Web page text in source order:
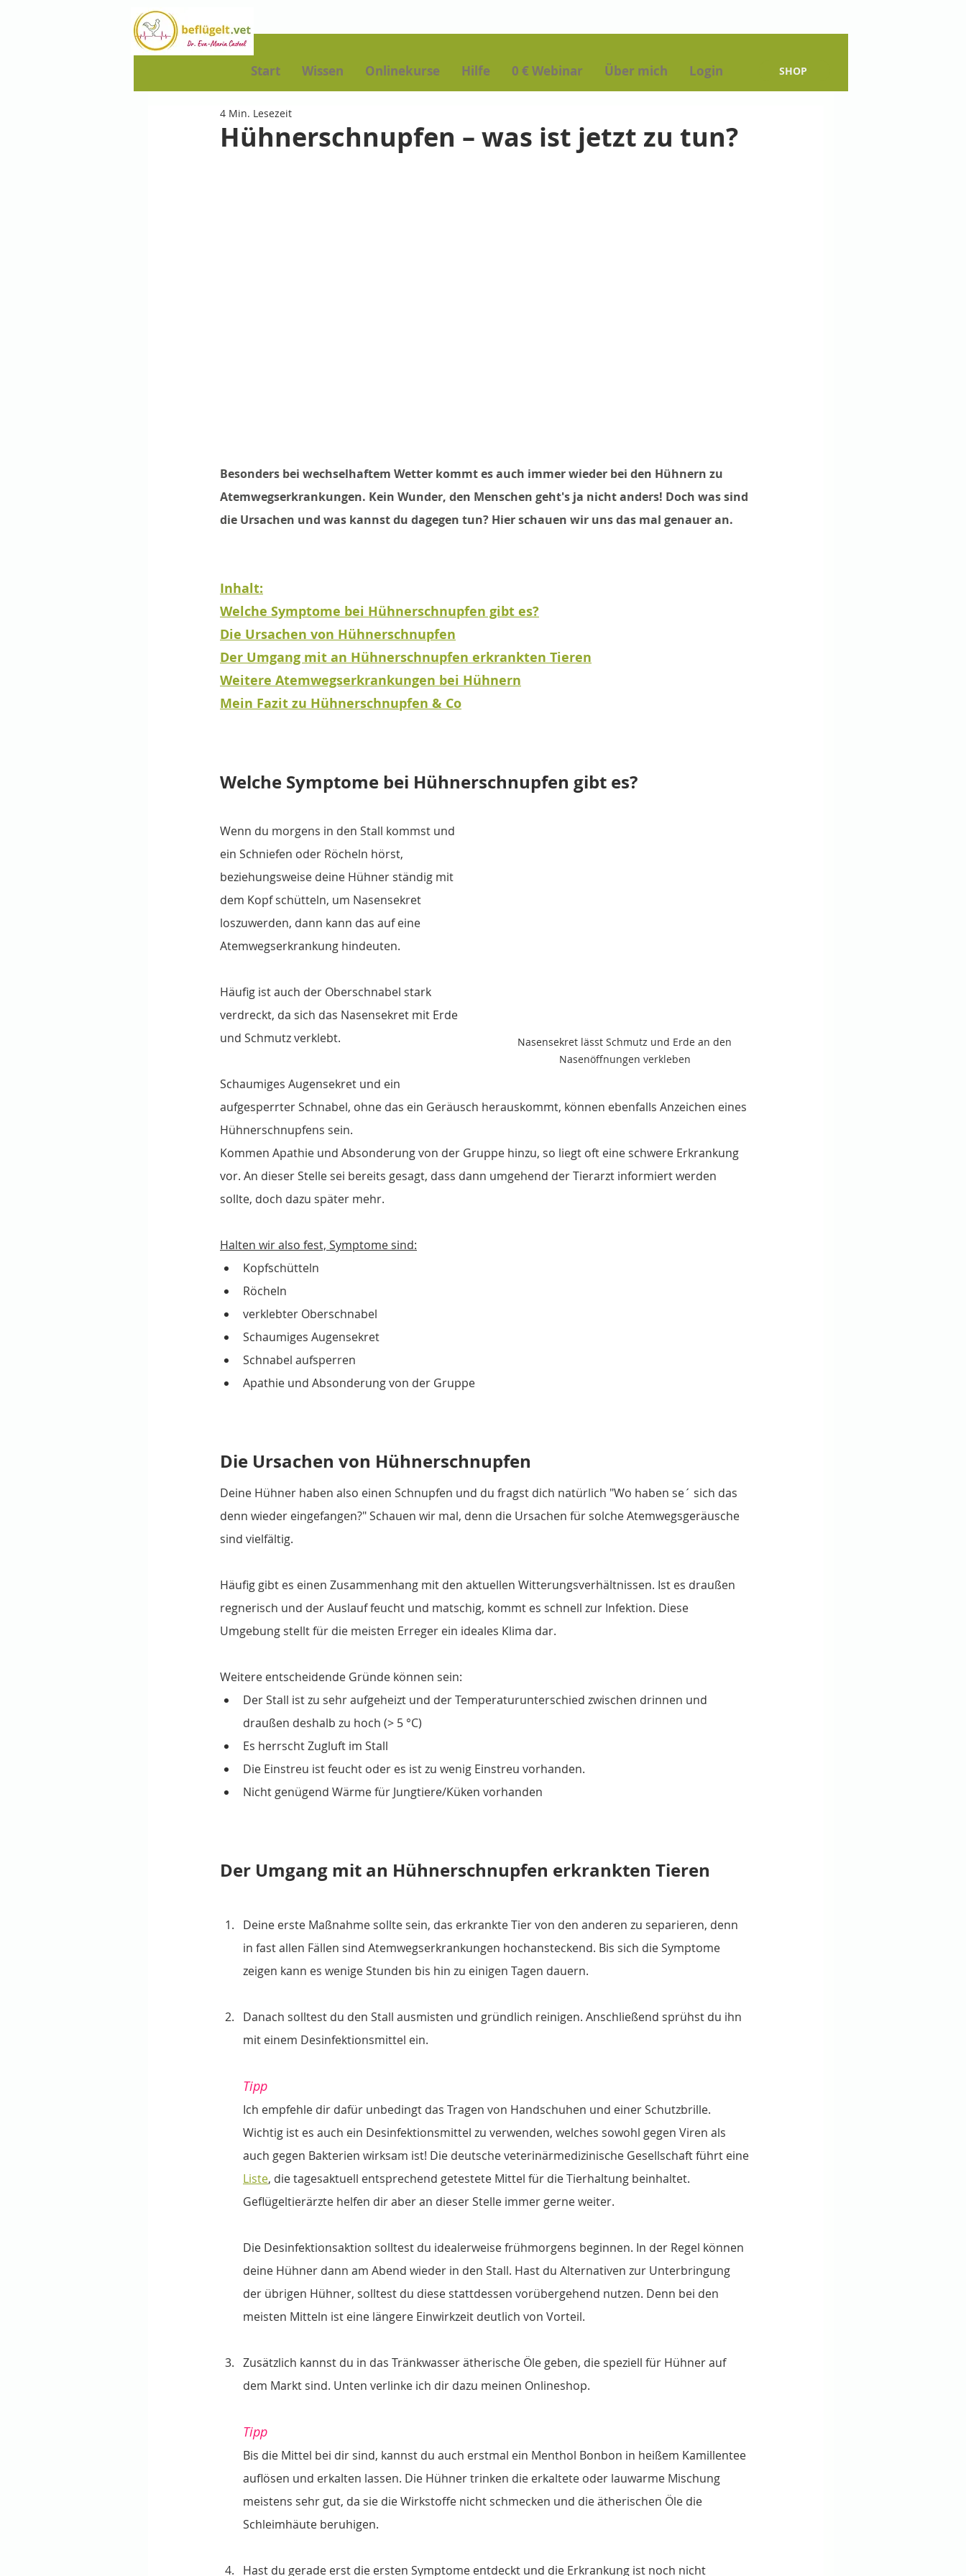
Start Wissen Onlinekurse Hilfe 0 € Webinar Über mich Login SHOP
Hühnerschnupfen – was ist jetzt zu tun?
4 Min. Lesezeit
Besonders bei wechselhaftem Wetter kommt es auch immer wieder bei den Hühnern zu
Atemwegserkrankungen. Kein Wunder, den Menschen geht's ja nicht anders! Doch was sind
die Ursachen und was kannst du dagegen tun? Hier schauen wir uns das mal genauer an.
Inhalt:
Welche Symptome bei Hühnerschnupfen gibt es?
Die Ursachen von Hühnerschnupfen
Der Umgang mit an Hühnerschnupfen erkrankten Tieren
Weitere Atemwegserkrankungen bei Hühnern
Mein Fazit zu Hühnerschnupfen & Co
Welche Symptome bei Hühnerschnupfen gibt es?
Nasensekret lässt Schmutz und Erde an den
Nasenöffnungen verkleben
Wenn du morgens in den Stall kommst und
ein Schniefen oder Röcheln hörst,
beziehungsweise deine Hühner ständig mit
dem Kopf schütteln, um Nasensekret
loszuwerden, dann kann das auf eine
Atemwegserkrankung hindeuten.
Häufig ist auch der Oberschnabel stark
verdreckt, da sich das Nasensekret mit Erde
und Schmutz verklebt.
Schaumiges Augensekret und ein
aufgesperrter Schnabel, ohne das ein Geräusch herauskommt, können ebenfalls Anzeichen eines
Hühnerschnupfens sein.
Kommen Apathie und Absonderung von der Gruppe hinzu, so liegt oft eine schwere Erkrankung
vor. An dieser Stelle sei bereits gesagt, dass dann umgehend der Tierarzt informiert werden
sollte, doch dazu später mehr.
Halten wir also fest, Symptome sind:
Kopfschütteln
Röcheln
verklebter Oberschnabel
Schaumiges Augensekret
Schnabel aufsperren
Apathie und Absonderung von der Gruppe
Die Ursachen von Hühnerschnupfen
Deine Hühner haben also einen Schnupfen und du fragst dich natürlich "Wo haben se´ sich das
denn wieder eingefangen?" Schauen wir mal, denn die Ursachen für solche Atemwegsgeräusche
sind vielfältig.
Häufig gibt es einen Zusammenhang mit den aktuellen Witterungsverhältnissen. Ist es draußen
regnerisch und der Auslauf feucht und matschig, kommt es schnell zur Infektion. Diese
Umgebung stellt für die meisten Erreger ein ideales Klima dar.
Weitere entscheidende Gründe können sein:
Der Stall ist zu sehr aufgeheizt und der Temperaturunterschied zwischen drinnen und
draußen deshalb zu hoch (> 5 °C)
Es herrscht Zugluft im Stall
Die Einstreu ist feucht oder es ist zu wenig Einstreu vorhanden.
Nicht genügend Wärme für Jungtiere/Küken vorhanden
Der Umgang mit an Hühnerschnupfen erkrankten Tieren
Deine erste Maßnahme sollte sein, das erkrankte Tier von den anderen zu separieren, denn
in fast allen Fällen sind Atemwegserkrankungen hochansteckend. Bis sich die Symptome
zeigen kann es wenige Stunden bis hin zu einigen Tagen dauern.
Danach solltest du den Stall ausmisten und gründlich reinigen. Anschließend sprühst du ihn
mit einem Desinfektionsmittel ein.
Tipp
Ich empfehle dir dafür unbedingt das Tragen von Handschuhen und einer Schutzbrille.
Wichtig ist es auch ein Desinfektionsmittel zu verwenden, welches sowohl gegen Viren als
auch gegen Bakterien wirksam ist! Die deutsche veterinärmedizinische Gesellschaft führt eine
Liste, die tagesaktuell entsprechend getestete Mittel für die Tierhaltung beinhaltet.
Geflügeltierärzte helfen dir aber an dieser Stelle immer gerne weiter.
Die Desinfektionsaktion solltest du idealerweise frühmorgens beginnen. In der Regel können
deine Hühner dann am Abend wieder in den Stall. Hast du Alternativen zur Unterbringung
der übrigen Hühner, solltest du diese stattdessen vorübergehend nutzen. Denn bei den
meisten Mitteln ist eine längere Einwirkzeit deutlich von Vorteil.
Zusätzlich kannst du in das Tränkwasser ätherische Öle geben, die speziell für Hühner auf
dem Markt sind. Unten verlinke ich dir dazu meinen Onlineshop.
Tipp
Bis die Mittel bei dir sind, kannst du auch erstmal ein Menthol Bonbon in heißem Kamillentee
auflösen und erkalten lassen. Die Hühner trinken die erkaltete oder lauwarme Mischung
meistens sehr gut, da sie die Wirkstoffe nicht schmecken und die ätherischen Öle die
Schleimhäute beruhigen.
Hast du gerade erst die ersten Symptome entdeckt und die Erkrankung ist noch nicht